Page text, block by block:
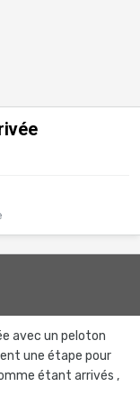
avec un peloton
une étape pour
étant arrivés ,